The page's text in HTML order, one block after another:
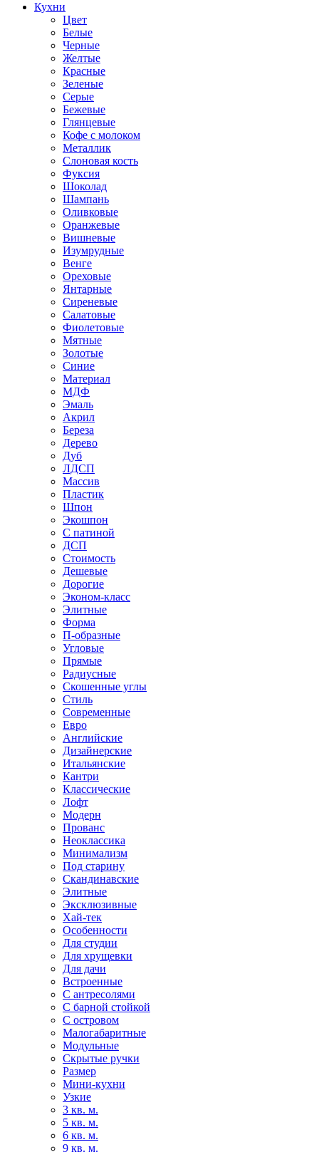
Кухни
Цвет
Белые
Черные
Желтые
Красные
Зеленые
Серые
Бежевые
Глянцевые
Кофе с молоком
Металлик
Слоновая кость
Фуксия
Шоколад
Шампань
Оливковые
Оранжевые
Вишневые
Изумрудные
Венге
Ореховые
Янтарные
Сиреневые
Салатовые
Фиолетовые
Мятные
Золотые
Синие
Материал
МДФ
Эмаль
Акрил
Береза
Дерево
Дуб
ЛДСП
Массив
Пластик
Шпон
Экошпон
С патиной
ДСП
Стоимость
Дешевые
Дорогие
Эконом-класс
Элитные
Форма
П-образные
Угловые
Прямые
Радиусные
Скошенные углы
Стиль
Современные
Евро
Английские
Дизайнерские
Итальянские
Кантри
Классические
Лофт
Модерн
Прованс
Неоклассика
Минимализм
Под старину
Скандинавские
Элитные
Эксклюзивные
Хай-тек
Особенности
Для студии
Для хрущевки
Для дачи
Встроенные
С антресолями
С барной стойкой
С островом
Малогабаритные
Модульные
Скрытые ручки
Размер
Мини-кухни
Узкие
3 кв. м.
5 кв. м.
6 кв. м.
9 кв. м.